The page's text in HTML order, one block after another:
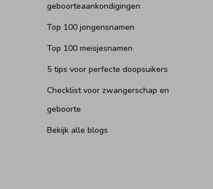
geboorteaankondigingen
Top 100 jongensnamen
Top 100 meisjesnamen
5 tips voor perfecte doopsuikers
Checklist voor zwangerschap en
geboorte
Bekijk alle blogs